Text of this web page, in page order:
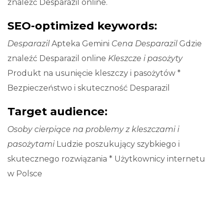
znaleźć Desparazil online.
SEO-optimized keywords:
DesparazilApteka Gemini Cena Desparazil Gdzie
znaleźć Desparazil online Kleszcze i pasożyty
Produkt na usunięcie kleszczy i pasożytów *
Bezpieczeństwo i skuteczność Desparazil
Target audience:
Osoby cierpiące na problemy z kleszczami i
pasożytami Ludzie poszukujący szybkiego i
skutecznego rozwiązania * Użytkownicy internetu
w Polsce